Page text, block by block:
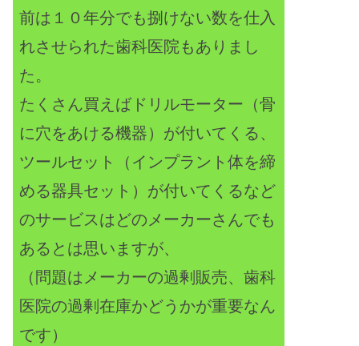
前は１０年分でも捌けない数を仕入
れさせられた歯科医院もありまし
た。
たくさん買えばドリルモーター（骨
に穴をあける機器）が付いてくる、
ツールセット（インプラント体を締
める器具セット）が付いてくるなど
のサービスはどのメーカーさんでも
あるとは思いますが、
（問題はメーカーの過剰販売、歯科
医院の過剰在庫かどうかが重要なん
です）